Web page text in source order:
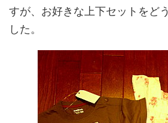
すが、お好きな上下セットをど
した。